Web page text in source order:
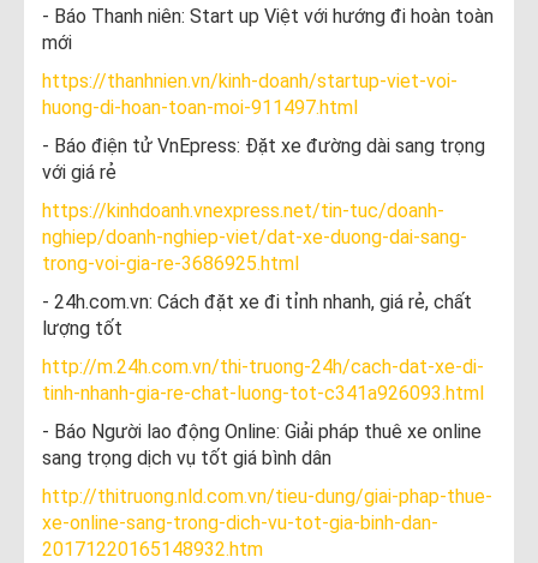
- Báo Thanh niên: Start up Việt với hướng đi hoàn toàn
mới
https://thanhnien.vn/kinh-doanh/startup-viet-voi-
huong-di-hoan-toan-moi-911497.html
- Báo điện tử VnEpress: Đặt xe đường dài sang trọng
với giá rẻ
https://kinhdoanh.vnexpress.net/tin-tuc/doanh-
nghiep/doanh-nghiep-viet/dat-xe-duong-dai-sang-
trong-voi-gia-re-3686925.html
- 24h.com.vn: Cách đặt xe đi tỉnh nhanh, giá rẻ, chất
lượng tốt
http://m.24h.com.vn/thi-truong-24h/cach-dat-xe-di-
tinh-nhanh-gia-re-chat-luong-tot-c341a926093.html
- Báo Người lao động Online: Giải pháp thuê xe online
sang trọng dịch vụ tốt giá bình dân
http://thitruong.nld.com.vn/tieu-dung/giai-phap-thue-
xe-online-sang-trong-dich-vu-tot-gia-binh-dan-
20171220165148932.htm